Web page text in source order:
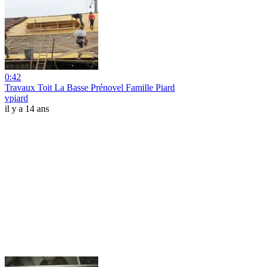
0:42
Travaux Toit La Basse Prénovel Famille Piard
vpiard
il y a 14 ans